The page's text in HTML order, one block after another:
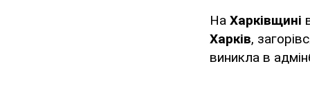
На Харківщині
Харків,
виникла в